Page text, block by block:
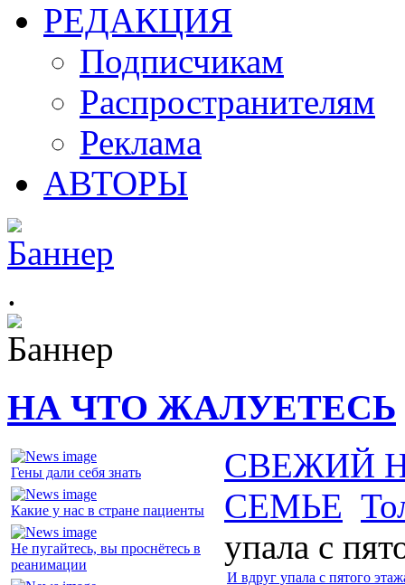
РЕДАКЦИЯ
Подписчикам
Распространителям
Реклама
АВТОРЫ
.
НА ЧТО ЖАЛУЕТЕСЬ
Гены дали себя знать
Какие у нас в стране пациенты
Не пугайтесь, вы проснётесь в
реанимации
СВЕЖИЙ
СЕМЬЕ
упала с
И вдруг упала с пятого